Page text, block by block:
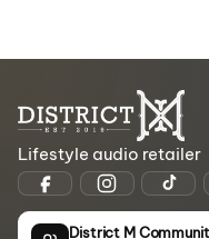
Lifestyle audio retailer
District M